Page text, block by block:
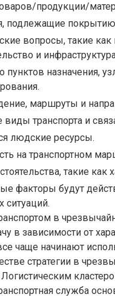
продукции/
подлежащие
вопросы, такие как
и
пунктов назначения,
маршруты и
транспорта и
людские ресурсы.
на транспортном
такие как
факторы будут
ситуаций.
в
в зависимости от
чаще начинают
стратегии в
служба